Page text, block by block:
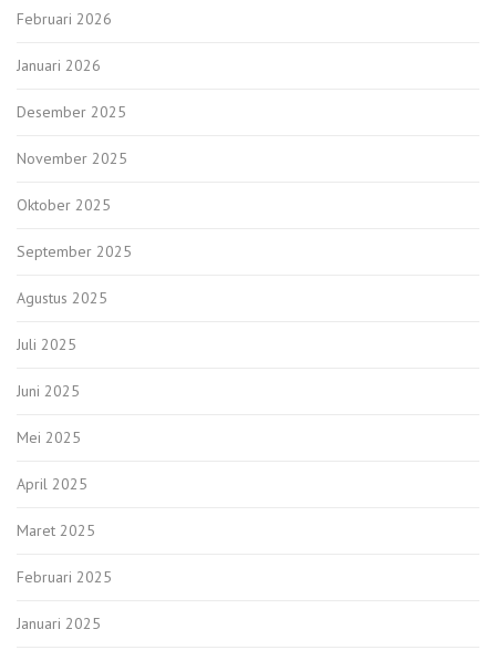
Februari 2026
Januari 2026
Desember 2025
November 2025
Oktober 2025
September 2025
Agustus 2025
Juli 2025
Juni 2025
Mei 2025
April 2025
Maret 2025
Februari 2025
Januari 2025